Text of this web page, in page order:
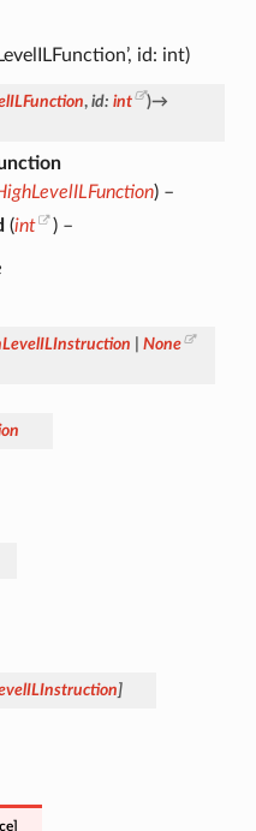
id: int)
, id: int )→
) –
(int ) –
None
]